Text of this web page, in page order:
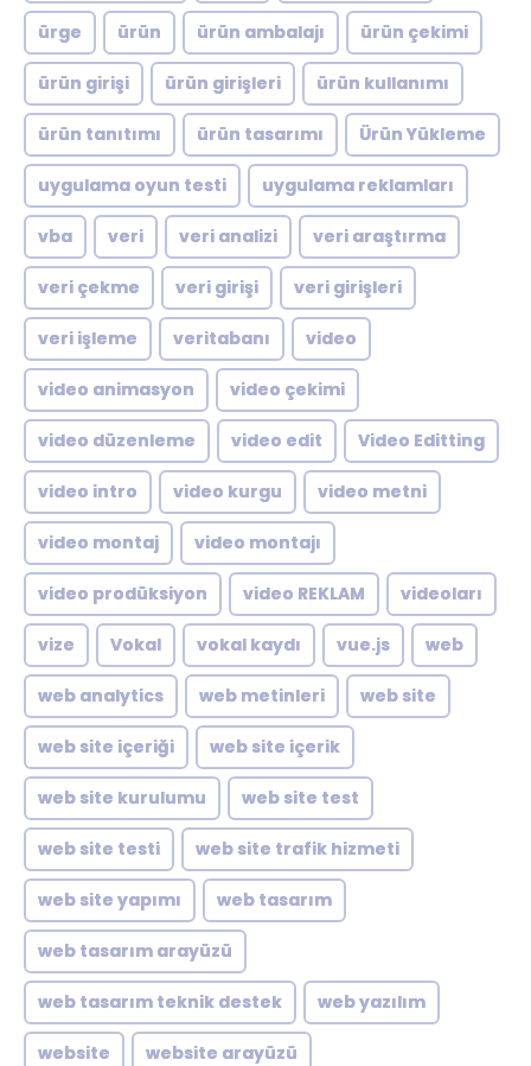
ürge ürün ürün ambalajı ürün çekimi
ürün girişi ürün girişleri ürün kullanımı
ürün tanıtımı ürün tasarımı Ürün Yükleme
uygulama oyun testi uygulama reklamları
vba veri veri analizi veri araştırma
veri çekme veri girişi veri girişleri
veri işleme veritabanı video
video animasyon video çekimi
video düzenleme video edit Video Editting
video intro video kurgu video metni
video montaj video montajı
video prodüksiyon video REKLAM videoları
vize Vokal vokal kaydı vue.js web
web analytics web metinleri web site
web site içeriği web site içerik
web site kurulumu web site test
web site testi web site trafik hizmeti
web site yapımı web tasarım
web tasarım arayüzü
web tasarım teknik destek web yazılım
website website arayüzü